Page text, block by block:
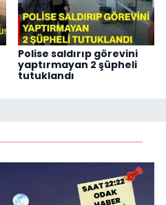
Polise saldırıp görevini
yaptırmayan 2 şüpheli
tutuklandı